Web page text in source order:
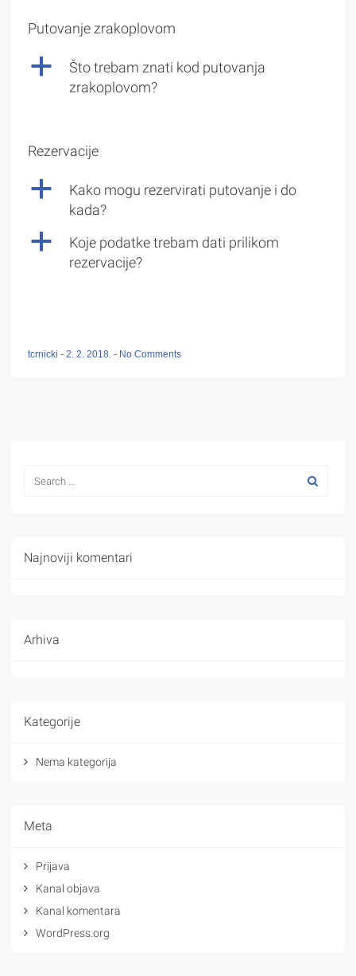
Putovanje zrakoplovom
a
Što trebam znati kod putovanja
zrakoplovom?
Rezervacije
a
Kako mogu rezervirati putovanje i do
kada?
a
Koje podatke trebam dati prilikom
rezervacije?
tcrnicki - 2. 2. 2018. - No Comments
Najnoviji komentari
Arhiva
Kategorije
Nema kategorija
Meta
Prijava
Kanal objava
Kanal komentara
WordPress.org